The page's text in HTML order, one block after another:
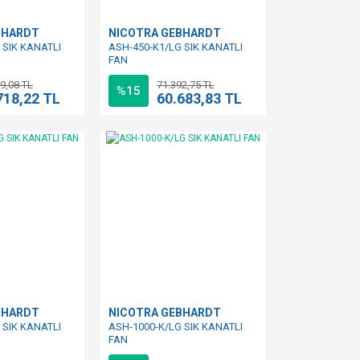
KANATLI
TL
TL
NICOTRA GEBHARDT
ASH-450-K1/LG SIK KANATLI
FAN
%15 71.392,75 TL
60.683,83 TL
KANATLI
NICOTRA GEBHARDT
ASH-1000-K/LG SIK KANATLI
FAN